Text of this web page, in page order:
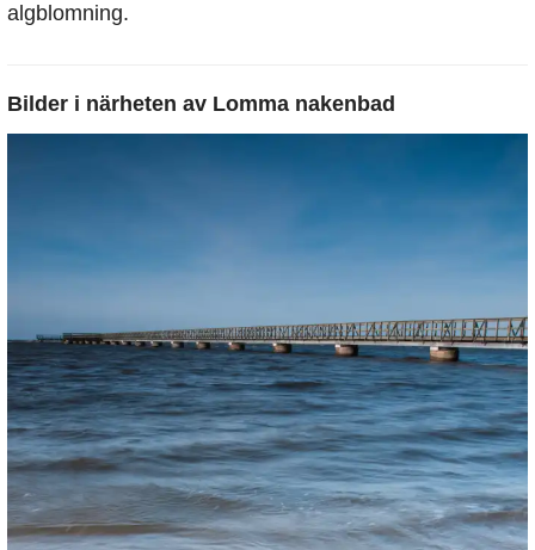
algblomning.
Bilder i närheten av Lomma nakenbad